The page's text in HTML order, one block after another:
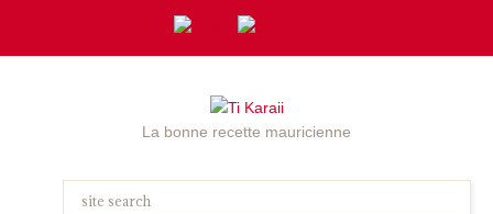
La bonne recette mauricienne